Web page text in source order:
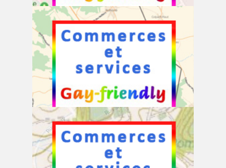
Commerces et services
Commerces et services